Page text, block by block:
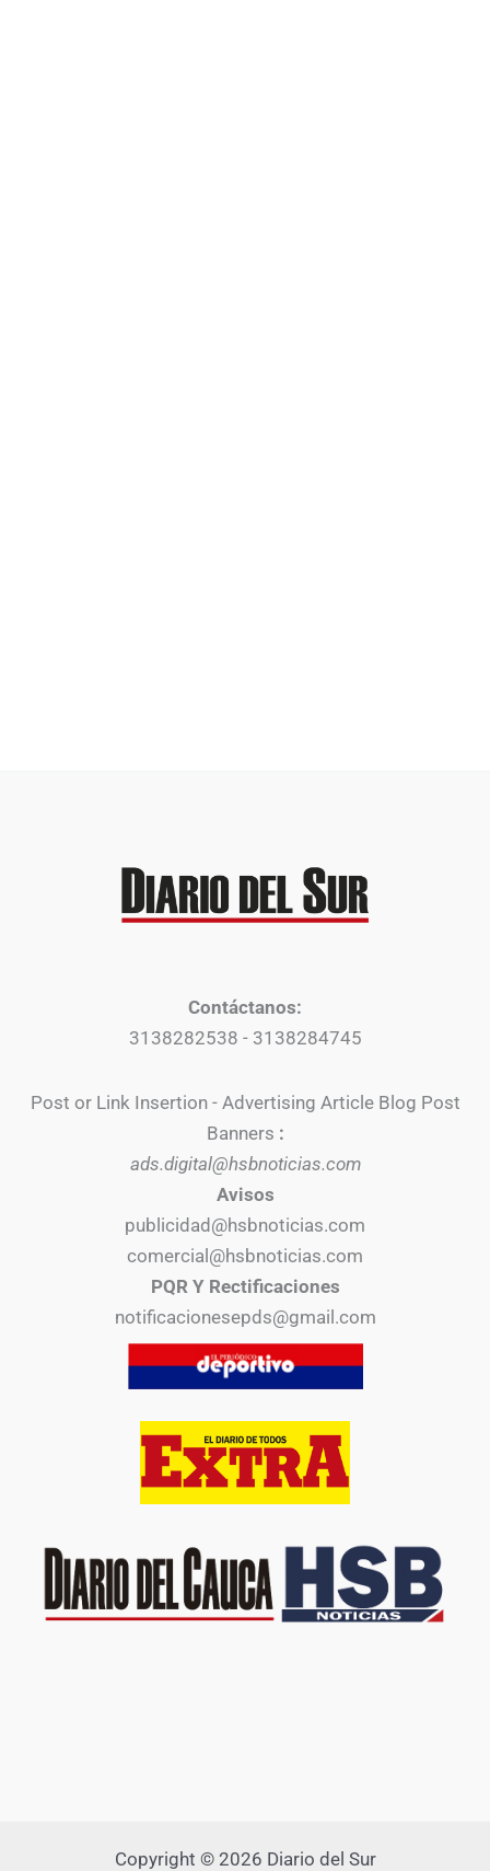
Contáctanos:
3138282538 - 3138284745
Post or Link Insertion - Advertising Article Blog Post
Banners :
ads.digital@hsbnoticias.com
Avisos
publicidad@hsbnoticias.com
comercial@hsbnoticias.com
PQR Y Rectificaciones
notificacionesepds@gmail.com
Copyright © 2026 Diario del Sur